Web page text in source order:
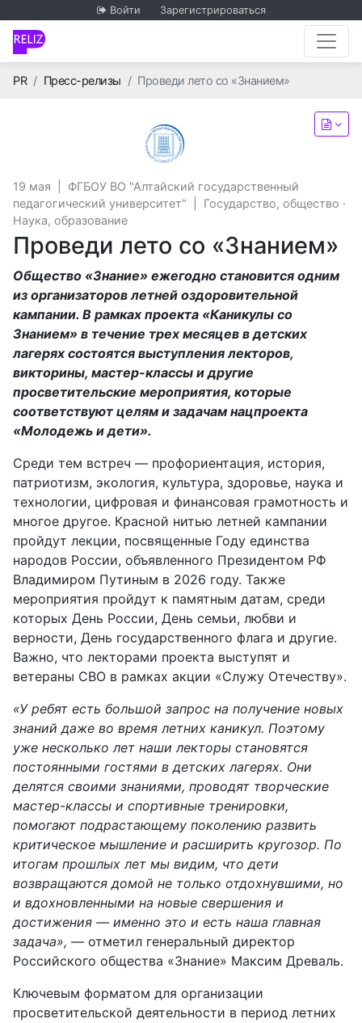
Войти Зарегистрироваться
PRГлавная
Пресс-релизы Проведи лето со «Знанием»
ФГБОУ ВО "Алтайский
19 мая
ФГБОУ ВО "Алтайский государственный
педагогический университет"
Государство, общество ·
Наука, образование
Проведи лето со «Знанием»
Общество «Знание» ежегодно становится одним
из организаторов летней оздоровительной
кампании. В рамках проекта «Каникулы со
Знанием» в течение трех месяцев в детских
лагерях состоятся выступления лекторов,
викторины, мастер-классы и другие
просветительские мероприятия, которые
соответствуют целям и задачам нацпроекта
«Молодежь и дети».
Среди тем встреч — профориентация, история,
патриотизм, экология, культура, здоровье, наука и
технологии, цифровая и финансовая грамотность и
многое другое. Красной нитью летней кампании
пройдут лекции, посвященные Году единства
народов России, объявленного Президентом РФ
Владимиром Путиным в 2026 году. Также
мероприятия пройдут к памятным датам, среди
которых День России, День семьи, любви и
верности, День государственного флага и другие.
Важно, что лекторами проекта выступят и
ветераны СВО в рамках акции «Служу Отечеству».
«У ребят есть большой запрос на получение новых
знаний даже во время летних каникул. Поэтому
уже несколько лет наши лекторы становятся
постоянными гостями в детских лагерях. Они
делятся своими знаниями, проводят творческие
мастер-классы и спортивные тренировки,
помогают подрастающему поколению развить
критическое мышление и расширить кругозор. По
итогам прошлых лет мы видим, что дети
возвращаются домой не только отдохнувшими, но
и вдохновленными на новые свершения и
достижения — именно это и есть наша главная
задача», — отметил генеральный директор
Российского общества «Знание» Максим Древаль.
Ключевым форматом для организации
просветительской деятельности в период летних